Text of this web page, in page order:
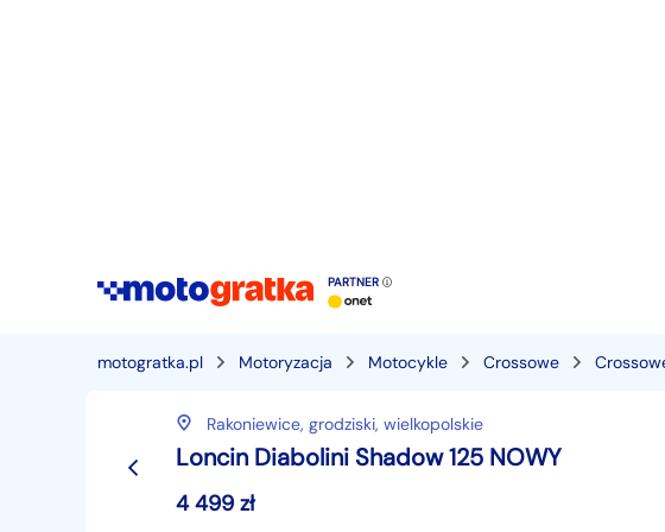
PARTNER
motogratka.pl Motoryzacja Motocykle Crossowe
Rakoniewice, grodziski, wielkopolskie
Loncin Diabolini Shadow 125 NOWY
4 499 zł